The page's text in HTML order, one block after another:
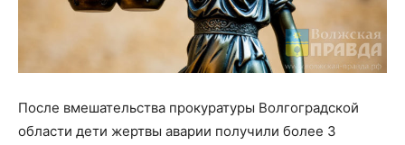
После вмешательства прокуратуры Волгоградской
области дети жертвы аварии получили более 3